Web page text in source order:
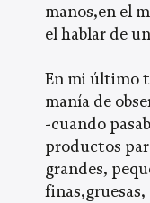
manos,en el
el hablar de
En mi último
manía de
-cuando
productos
grandes,